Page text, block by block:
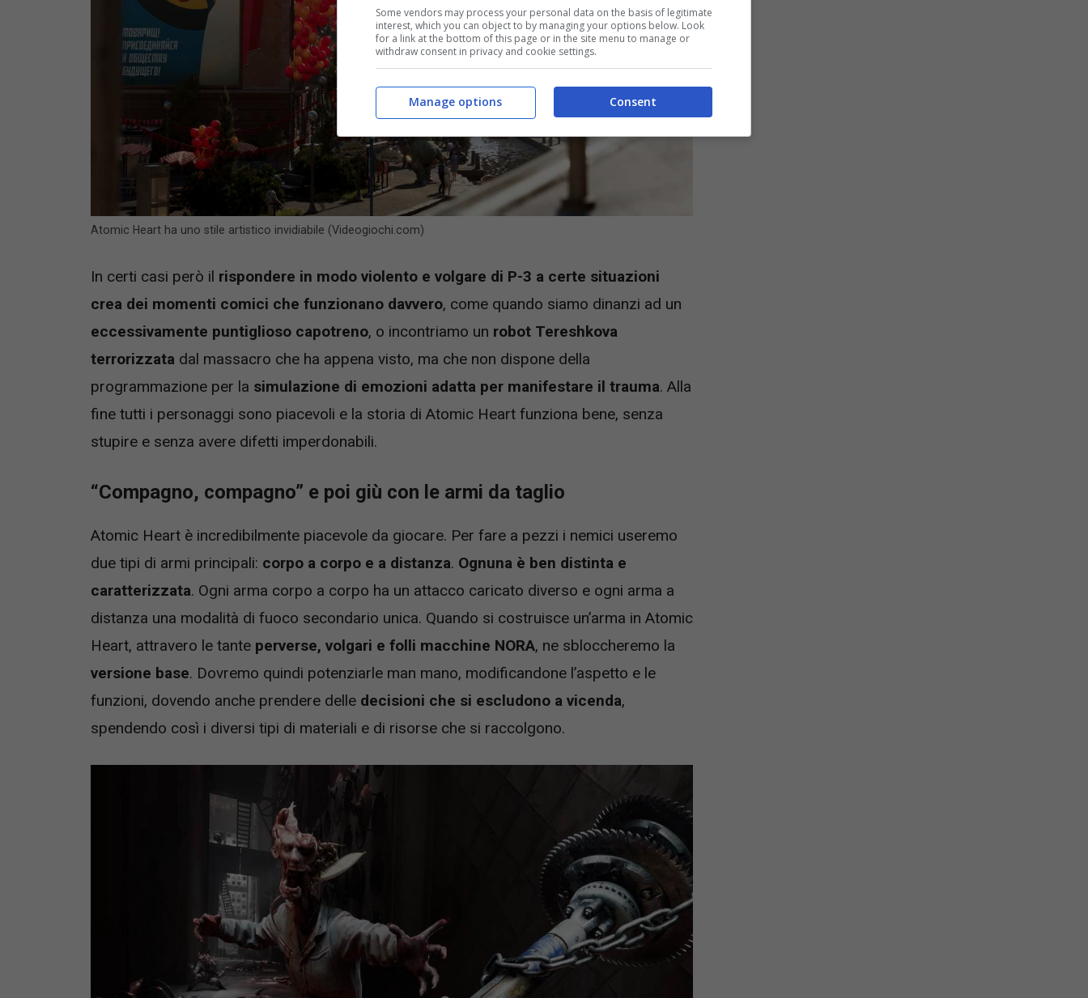
Atomic Heart ha uno stile artistico invidiabile (Videogiochi.com)
In certi casi però il rispondere in modo violento e volgare di P-3 a certe situazioni
crea dei momenti comici che funzionano davvero, come quando siamo dinanzi ad un
eccessivamente puntiglioso capotreno, o incontriamo un robot Tereshkova
terrorizzata dal massacro che ha appena visto, ma che non dispone della
programmazione per la simulazione di emozioni adatta per manifestare il trauma. Alla
fine tutti i personaggi sono piacevoli e la storia di Atomic Heart funziona bene, senza
stupire e senza avere difetti imperdonabili.
“Compagno, compagno” e poi giù con le armi da taglio
Atomic Heart è incredibilmente piacevole da giocare. Per fare a pezzi i nemici useremo
due tipi di armi principali: corpo a corpo e a distanza. Ognuna è ben distinta e
caratterizzata. Ogni arma corpo a corpo ha un attacco caricato diverso e ogni arma a
distanza una modalità di fuoco secondario unica. Quando si costruisce un’arma in Atomic
Heart, attravero le tante perverse, volgari e folli macchine NORA, ne sbloccheremo la
versione base. Dovremo quindi potenziarle man mano, modificandone l’aspetto e le
funzioni, dovendo anche prendere delle decisioni che si escludono a vicenda,
spendendo così i diversi tipi di materiali e di risorse che si raccolgono.
Some vendors may process your personal data on the basis of legitimate
interest, which you can object to by managing your options below. Look
for a link at the bottom of this page or in the site menu to manage or
withdraw consent in privacy and cookie settings.
Consent
Manage options